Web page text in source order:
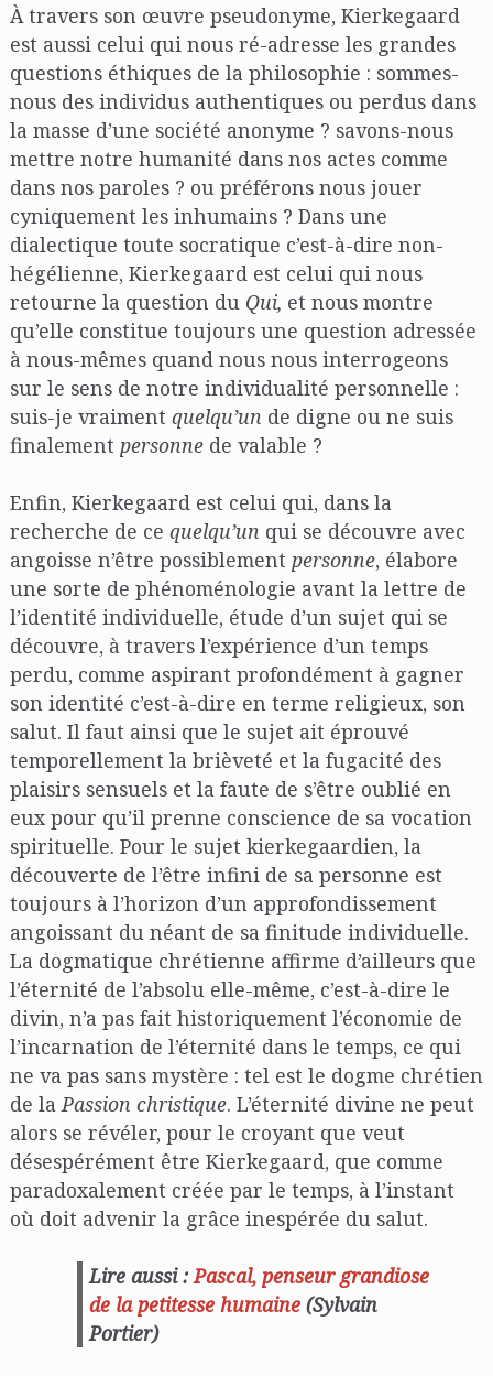
À travers son œuvre pseudonyme, Kierkegaard
est aussi celui qui nous ré-adresse les grandes
questions éthiques de la philosophie : sommes-
nous des individus authentiques ou perdus dans
la masse d’une société anonyme ? savons-nous
mettre notre humanité dans nos actes comme
dans nos paroles ? ou préférons nous jouer
cyniquement les inhumains ? Dans une
dialectique toute socratique c’est-à-dire non-
hégélienne, Kierkegaard est celui qui nous
retourne la question du Qui, et nous montre
qu’elle constitue toujours une question adressée
à nous-mêmes quand nous nous interrogeons
sur le sens de notre individualité personnelle :
suis-je vraiment quelqu’un de digne ou ne suis
finalement personnede valable ?
Enfin, Kierkegaard est celui qui, dans la
recherche de ce quelqu’un qui se découvre avec
angoisse n’être possiblement personne, élabore
une sorte de phénoménologie avant la lettre de
l’identité individuelle, étude d’un sujet qui se
découvre, à travers l’expérience d’un temps
perdu, comme aspirant profondément à gagner
son identité c’est-à-dire en terme religieux, son
salut. Il faut ainsi que le sujet ait éprouvé
temporellement la brièveté et la fugacité des
plaisirs sensuels et la faute de s’être oublié en
eux pour qu’il prenne conscience de sa vocation
spirituelle. Pour le sujet kierkegaardien, la
découverte de l’être infini de sa personne est
toujours à l’horizon d’un approfondissement
angoissant du néant de sa finitude individuelle.
La dogmatique chrétienne affirme d’ailleurs que
l’éternité de l’absolu elle-même, c’est-à-dire le
divin, n’a pas fait historiquement l’économie de
l’incarnation de l’éternité dans le temps, ce qui
ne va pas sans mystère : tel est le dogme chrétien
de laPassion christique. L’éternité divine ne peut
alors se révéler, pour le croyant que veut
désespérément être Kierkegaard, que comme
paradoxalement créée par le temps, à l’instant
où doit advenir la grâce inespérée du salut.
Lire aussi :Pascal, penseur grandiose
de la petitesse humaine(Sylvain
Portier)